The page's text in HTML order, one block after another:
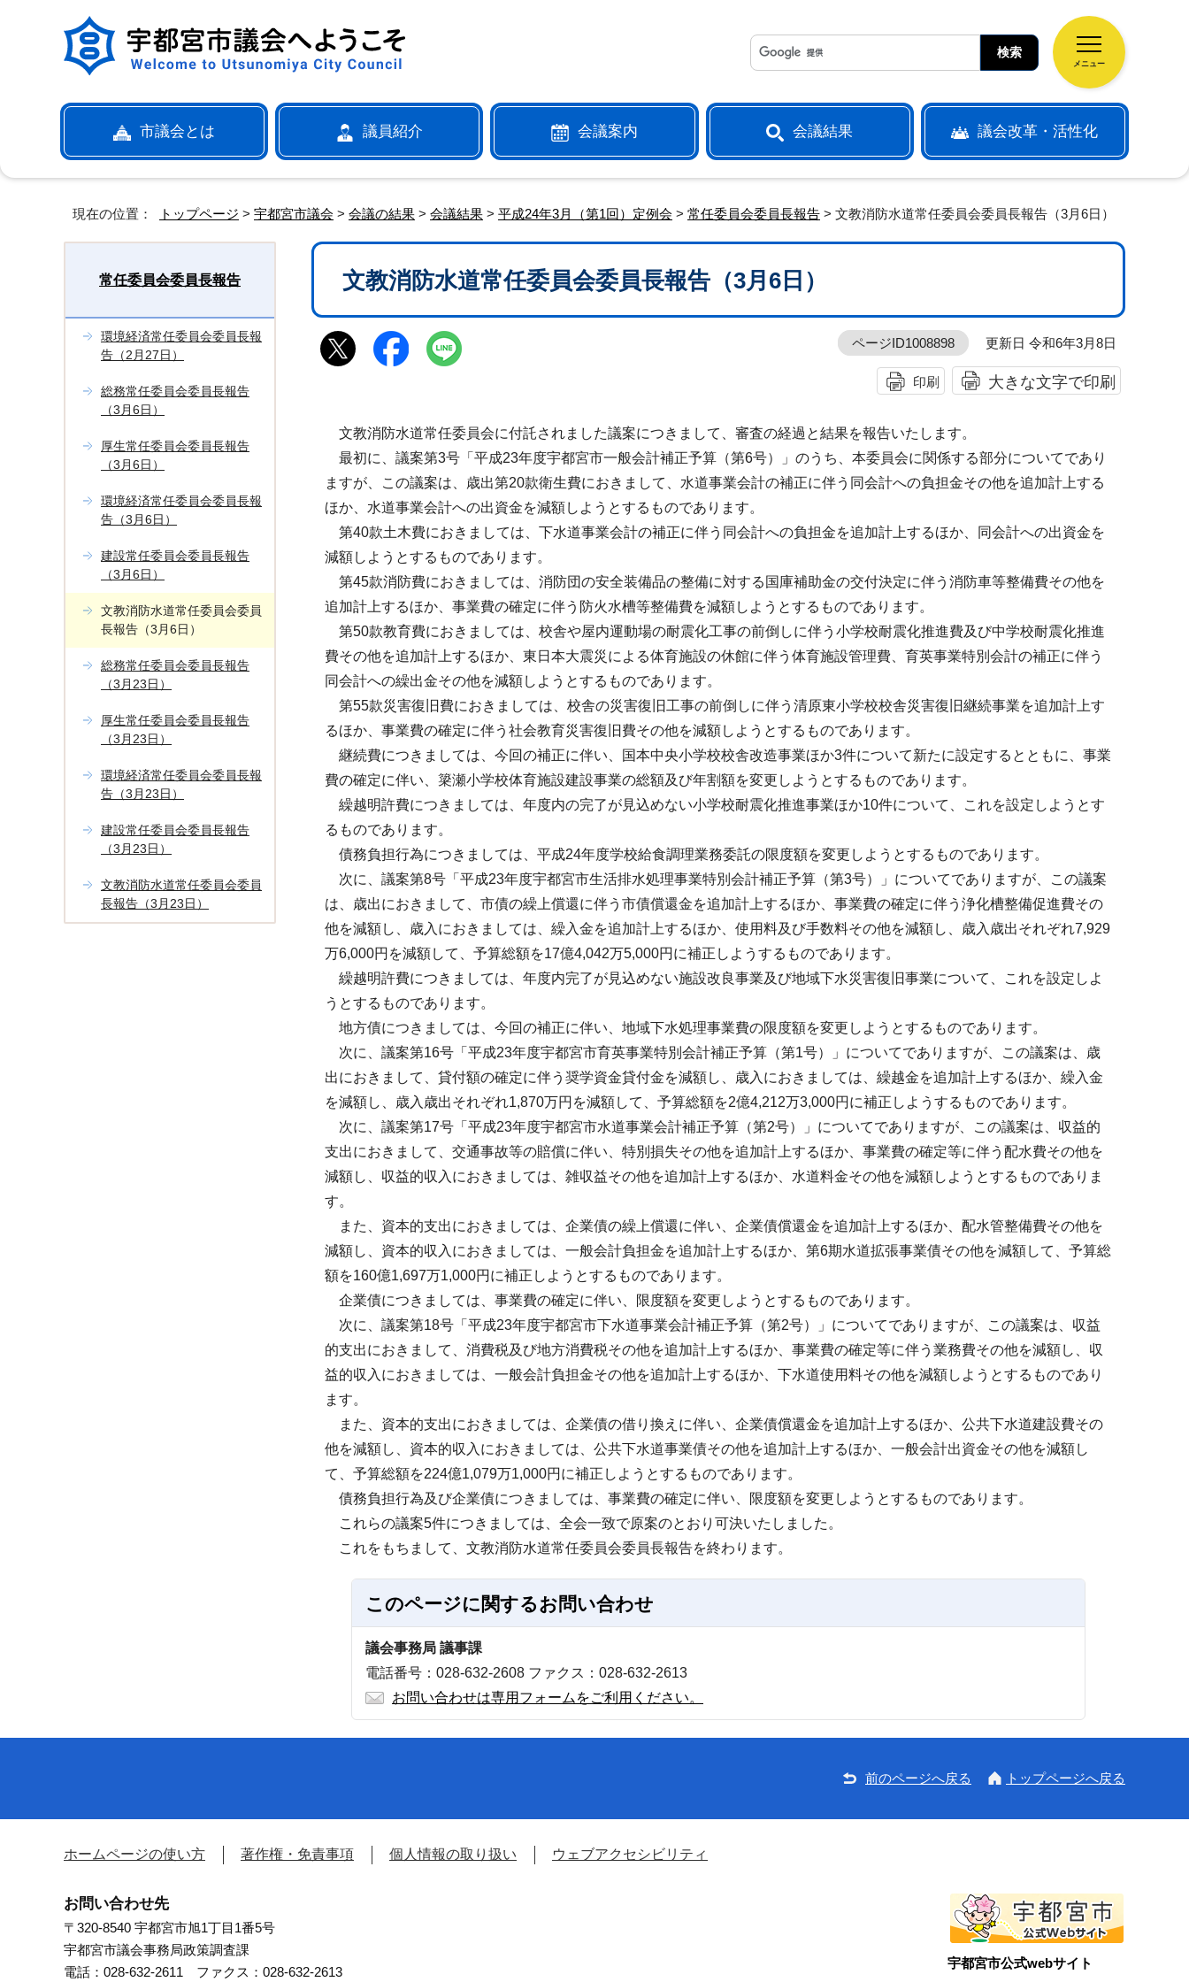
メニュー
市議会とは 議員紹介 会議案内 会議結果 議会改革・活性化
現在の位置： トップページ > 宇都宮市議会 > 会議の結果 > 会議結果 > 平成24年3月（第1回）定例会 > 常任委員会委員長報告 > 文教消防水道常任委員会委員長報告（3月6日）
文教消防水道常任委員会委員長報告（3月6日）
ページID1008898 更新日 令和6年3月8日
印刷 大きな文字で印刷
文教消防水道常任委員会に付託されました議案につきまして、審査の経過と結果を報告いたします。
最初に、議案第3号「平成23年度宇都宮市一般会計補正予算（第6号）」のうち、本委員会に関係する部分についてであり
ますが、この議案は、歳出第20款衛生費におきまして、水道事業会計の補正に伴う同会計への負担金その他を追加計上する
ほか、水道事業会計への出資金を減額しようとするものであります。
第40款土木費におきましては、下水道事業会計の補正に伴う同会計への負担金を追加計上するほか、同会計への出資金を
減額しようとするものであります。
第45款消防費におきましては、消防団の安全装備品の整備に対する国庫補助金の交付決定に伴う消防車等整備費その他を
追加計上するほか、事業費の確定に伴う防火水槽等整備費を減額しようとするものであります。
第50款教育費におきましては、校舎や屋内運動場の耐震化工事の前倒しに伴う小学校耐震化推進費及び中学校耐震化推進
費その他を追加計上するほか、東日本大震災による体育施設の休館に伴う体育施設管理費、育英事業特別会計の補正に伴う
同会計への繰出金その他を減額しようとするものであります。
第55款災害復旧費におきましては、校舎の災害復旧工事の前倒しに伴う清原東小学校校舎災害復旧継続事業を追加計上す
るほか、事業費の確定に伴う社会教育災害復旧費その他を減額しようとするものであります。
継続費につきましては、今回の補正に伴い、国本中央小学校校舎改造事業ほか3件について新たに設定するとともに、事業
費の確定に伴い、簗瀬小学校体育施設建設事業の総額及び年割額を変更しようとするものであります。
繰越明許費につきましては、年度内の完了が見込めない小学校耐震化推進事業ほか10件について、これを設定しようとす
るものであります。
債務負担行為につきましては、平成24年度学校給食調理業務委託の限度額を変更しようとするものであります。
次に、議案第8号「平成23年度宇都宮市生活排水処理事業特別会計補正予算（第3号）」についてでありますが、この議案
は、歳出におきまして、市債の繰上償還に伴う市債償還金を追加計上するほか、事業費の確定に伴う浄化槽整備促進費その
他を減額し、歳入におきましては、繰入金を追加計上するほか、使用料及び手数料その他を減額し、歳入歳出それぞれ7,929
万6,000円を減額して、予算総額を17億4,042万5,000円に補正しようするものであります。
繰越明許費につきましては、年度内完了が見込めない施設改良事業及び地域下水災害復旧事業について、これを設定しよ
うとするものであります。
地方債につきましては、今回の補正に伴い、地域下水処理事業費の限度額を変更しようとするものであります。
次に、議案第16号「平成23年度宇都宮市育英事業特別会計補正予算（第1号）」についてでありますが、この議案は、歳
出におきまして、貸付額の確定に伴う奨学資金貸付金を減額し、歳入におきましては、繰越金を追加計上するほか、繰入金
を減額し、歳入歳出それぞれ1,870万円を減額して、予算総額を2億4,212万3,000円に補正しようするものであります。
次に、議案第17号「平成23年度宇都宮市水道事業会計補正予算（第2号）」についてでありますが、この議案は、収益的
支出におきまして、交通事故等の賠償に伴い、特別損失その他を追加計上するほか、事業費の確定等に伴う配水費その他を
減額し、収益的収入におきましては、雑収益その他を追加計上するほか、水道料金その他を減額しようとするものでありま
す。
また、資本的支出におきましては、企業債の繰上償還に伴い、企業債償還金を追加計上するほか、配水管整備費その他を
減額し、資本的収入におきましては、一般会計負担金を追加計上するほか、第6期水道拡張事業債その他を減額して、予算総
額を160億1,697万1,000円に補正しようとするものであります。
企業債につきましては、事業費の確定に伴い、限度額を変更しようとするものであります。
次に、議案第18号「平成23年度宇都宮市下水道事業会計補正予算（第2号）」についてでありますが、この議案は、収益
的支出におきまして、消費税及び地方消費税その他を追加計上するほか、事業費の確定等に伴う業務費その他を減額し、収
益的収入におきましては、一般会計負担金その他を追加計上するほか、下水道使用料その他を減額しようとするものであり
ます。
また、資本的支出におきましては、企業債の借り換えに伴い、企業債償還金を追加計上するほか、公共下水道建設費その
他を減額し、資本的収入におきましては、公共下水道事業債その他を追加計上するほか、一般会計出資金その他を減額し
て、予算総額を224億1,079万1,000円に補正しようとするものであります。
債務負担行為及び企業債につきましては、事業費の確定に伴い、限度額を変更しようとするものであります。
これらの議案5件につきましては、全会一致で原案のとおり可決いたしました。
これをもちまして、文教消防水道常任委員会委員長報告を終わります。
このページに関するお問い合わせ
議会事務局 議事課
電話番号：028-632-2608 ファクス：028-632-2613
お問い合わせは専用フォームをご利用ください。
常任委員会委員長報告
環境経済常任委員会委員長報
告（2月27日）
総務常任委員会委員長報告
（3月6日）
厚生常任委員会委員長報告
（3月6日）
環境経済常任委員会委員長報
告（3月6日）
建設常任委員会委員長報告
（3月6日）
文教消防水道常任委員会委員
長報告（3月6日）
総務常任委員会委員長報告
（3月23日）
厚生常任委員会委員長報告
（3月23日）
環境経済常任委員会委員長報
告（3月23日）
建設常任委員会委員長報告
（3月23日）
文教消防水道常任委員会委員
長報告（3月23日）
前のページへ戻る トップページへ戻る
ホームページの使い方 著作権・免責事項 個人情報の取り扱い ウェブアクセシビリティ
お問い合わせ先
〒320-8540 宇都宮市旭1丁目1番5号
宇都宮市議会事務局政策調査課
電話：028-632-2611 ファクス：028-632-2613
宇都宮市公式webサイト